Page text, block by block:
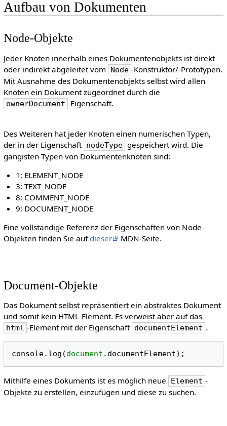
Aufbau von Dokumenten
Node-Objekte
Jeder Knoten innerhalb eines Dokumentenobjekts ist direkt
oder indirekt abgeleitet vom
Node -Konstruktor/-Prototypen.
Mit Ausnahme des Dokumentenobjekts selbst wird allen
Knoten ein Dokument zugeordnet durch die
ownerDocument -Eigenschaft.
Des Weiteren hat jeder Knoten einen numerischen Typen,
der in der Eigenschaft nodeType gespeichert wird. Die
gängisten Typen von Dokumentenknoten sind:
1: ELEMENT_NODE
3: TEXT_NODE
8: COMMENT_NODE
9: DOCUMENT_NODE
Eine vollständige Referenz der Eigenschaften von Node-
Objekten finden Sie auf dieser MDN-Seite.
Document-Objekte
Das Dokument selbst repräsentiert ein abstraktes Dokument
und somit kein HTML-Element. Es verweist aber auf das
html -Element mit der Eigenschaft documentElement .
console. log (document . documentElement);
Mithilfe eines Dokuments ist es möglich neue Element -
Objekte zu erstellen, einzufügen und diese zu suchen.